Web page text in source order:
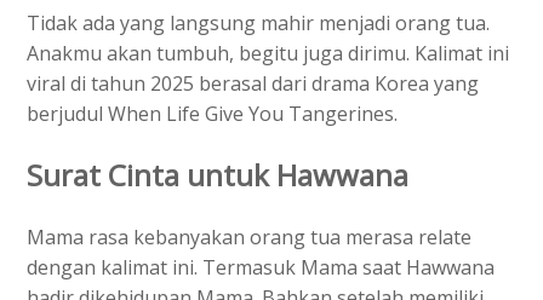
Tidak ada yang langsung mahir menjadi orang tua.
Anakmu akan tumbuh, begitu juga dirimu. Kalimat ini
viral di tahun 2025 berasal dari drama Korea yang
berjudul When Life Give You Tangerines.
Surat Cinta untuk Hawwana
Mama rasa kebanyakan orang tua merasa relate
dengan kalimat ini. Termasuk Mama saat Hawwana